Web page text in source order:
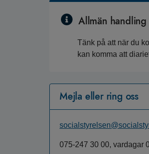
Allmän handling
Tänk på att när du
kan komma att
Mejla eller ring oss
075-247 30 00, vardagar